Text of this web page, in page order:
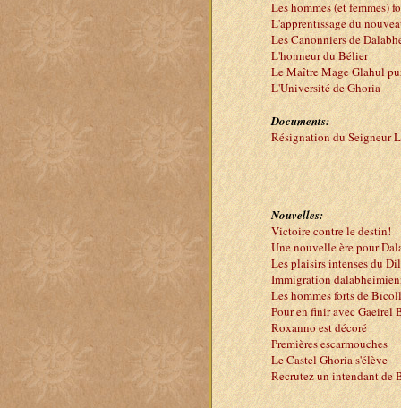
Les hommes (et femmes)
L'apprentissage du
Les Canonniers de
L'honneur du Bélier
Le Maître Mage Glahul
L'Université de Ghoria
Documents:
Résignation du Seigneur
Nouvelles:
Victoire contre le destin!
Une nouvelle ère pour
Les plaisirs intenses du
Immigration
Les hommes forts de
Pour en finir avec Gaeirel
Roxanno est décoré
Premières escarmouches
Le Castel Ghoria s'élève
Recrutez un intendant de